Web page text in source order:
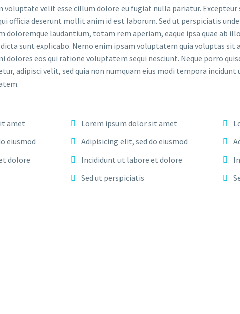
voluptate velit esse cillum dolore eu fugiat nulla pariatur.
officia deserunt mollit anim id est laborum. Sed ut perspiciatis
doloremque laudantium, totam rem aperiam, eaque ipsa quae ab
sunt explicabo. Nemo enim ipsam voluptatem quia voluptas sit
dolores eos qui ratione voluptatem sequi nesciunt. Neque porro
adipisci velit, sed quia non numquam eius modi tempora
amet
eiusmod
dolore
Lorem ipsum dolor sit amet
Adipisicing elit, sed do eiusmod
Incididunt ut labore et dolore
Sed ut perspiciatis